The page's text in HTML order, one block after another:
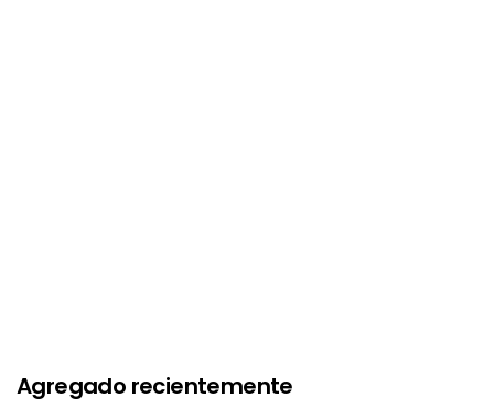
Agregado recientemente